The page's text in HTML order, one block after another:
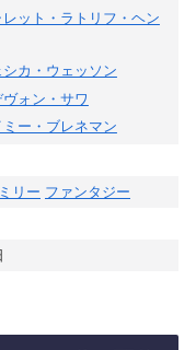
レット・ラトリフ・ヘン
シカ・ウェッソン
ヴォン・サワ
ミー・ブレネマン
リー ファンタジー